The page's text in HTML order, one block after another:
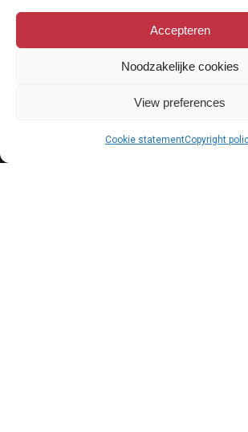
Accepteren
Noodzakelijke cookies
View preferences
Cookie statementCopyright